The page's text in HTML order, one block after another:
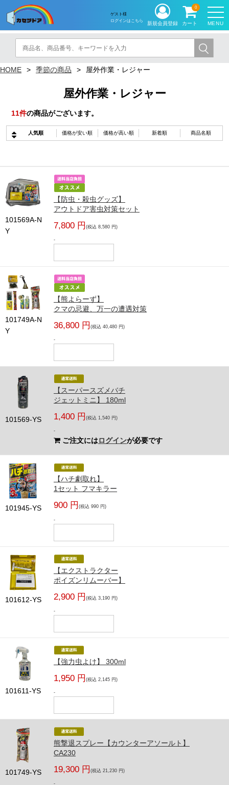
MENU
ゲスト様
ログインはこちら
新規会員登録 カート
0
HOME 季節の商品 屋外作業・レジャー
屋外作業・レジャー
11件の商品がございます。
人気順 価格が安い順 価格が高い順 新着順 商品名順
101569A-N
Y
【防虫・殺虫グッズ】
アウトドア害虫対策セット
7,800 円 (税込 8,580 円)
-
101749A-N
Y
【熊よらーず】
クマの忌避、万一の遭遇対策
36,800 円 (税込 40,480 円)
-
101569-YS
【スーパースズメバチ
ジェットミニ】 180ml
1,400 円 (税込 1,540 円)
-
ご注文にはログインが必要です
101945-YS
【ハチ劇取れ】
1セット フマキラー
900 円 (税込 990 円)
-
101612-YS
【エクストラクター
ポイズンリムーバー】
2,900 円 (税込 3,190 円)
-
101611-YS
【強力虫よけ】 300ml
1,950 円 (税込 2,145 円)
-
101749-YS
熊撃退スプレー【カウンターアソールト】
CA230
19,300 円 (税込 21,230 円)
-